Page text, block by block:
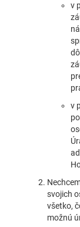
v
v
svojich
všetko,
možnú